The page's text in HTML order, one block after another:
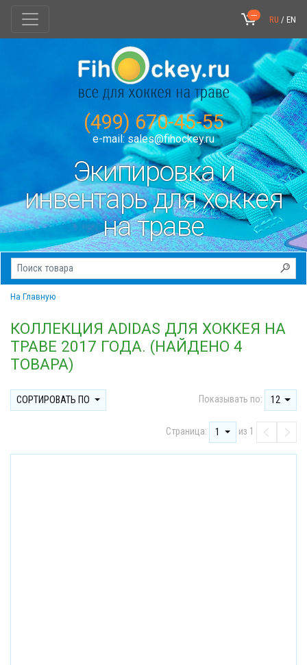
--- RU / EN
(499) 670-45-55
e-mail: sales@fihockey.ru
Экипировка и
инвентарь для хоккея
на траве
На Главную
КОЛЛЕКЦИЯ ADIDAS ДЛЯ ХОККЕЯ НА
ТРАВЕ 2017 ГОДА. (НАЙДЕНО 4
ТОВАРА)
СОРТИРОВАТЬ ПО Показывать по: 12
Страница: 1 из 1